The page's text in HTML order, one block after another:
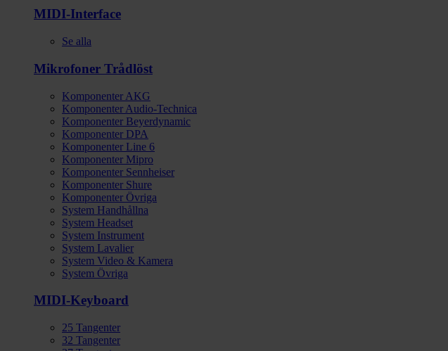
MIDI-Interface
Se alla
Mikrofoner Trådlöst
Komponenter AKG
Komponenter Audio-Technica
Komponenter Beyerdynamic
Komponenter DPA
Komponenter Line 6
Komponenter Mipro
Komponenter Sennheiser
Komponenter Shure
Komponenter Övriga
System Handhållna
System Headset
System Instrument
System Lavalier
System Video & Kamera
System Övriga
MIDI-Keyboard
25 Tangenter
32 Tangenter